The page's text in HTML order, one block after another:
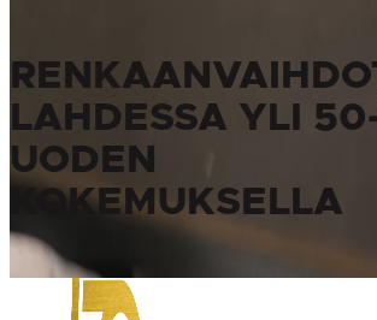
LAHDESSA YLI
UODEN
KOKEMUKSELLA